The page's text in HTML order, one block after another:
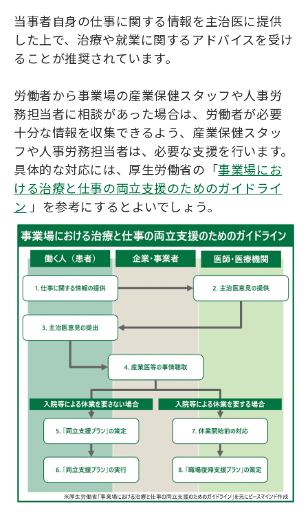
当事者自身の仕事に関する情報を主治医に提供
した上で、治療や就業に関するアドバイスを受け
ることが推奨されています。
労働者から事業場の産業保健スタッフや人事労
務担当者に相談があった場合は、労働者が必要
十分な情報を収集できるよう、産業保健スタッ
フや人事労務担当者は、必要な支援を行います。
具体的な対応には、厚生労働省の「事業場にお
ける治療と仕事の両立支援のためのガイドライ
ン 」を参考にするとよいでしょう。